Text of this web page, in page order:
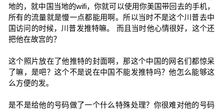
地的，就中国当地的wifi，你就可以使用你美国带回去的手机，
所有的流量就是慢一点都能用啊。所以当时不是这个川普去中
国访问的时候，川普发推特嘛。 而且当时他心情很好，这个还
把他在故宫的？
这个照片放在了他推特的封面啊，那这个中国的网名们都惊呆
了嘛，是吧？这个不是说在中国不能发推特吗？他怎么能够这
么方便的发。
是不是给他的号码做了一个什么特殊处理？你很难对他的号码